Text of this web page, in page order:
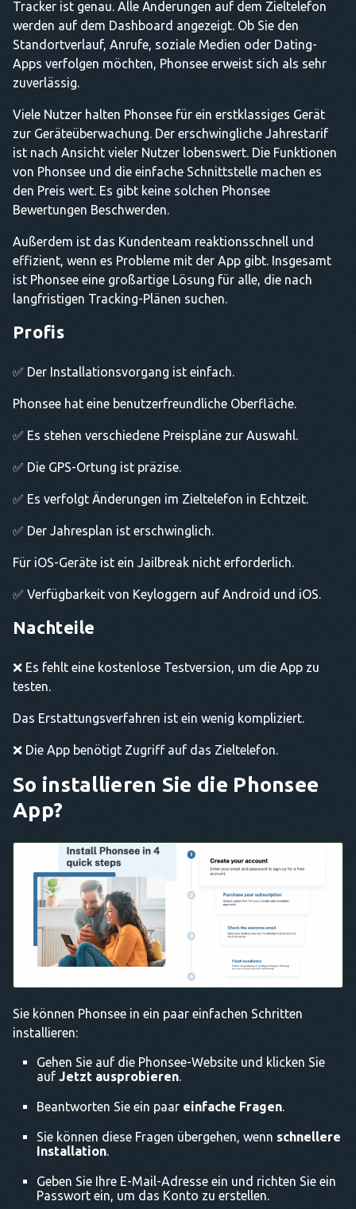
Tracker ist genau. Alle Änderungen auf dem Zieltelefon
werden auf dem Dashboard angezeigt. Ob Sie den
Standortverlauf, Anrufe, soziale Medien oder Dating-
Apps verfolgen möchten, Phonsee erweist sich als sehr
zuverlässig.
Viele Nutzer halten Phonsee für ein erstklassiges Gerät
zur Geräteüberwachung. Der erschwingliche Jahrestarif
ist nach Ansicht vieler Nutzer lobenswert. Die Funktionen
von Phonsee und die einfache Schnittstelle machen es
den Preis wert. Es gibt keine solchen Phonsee
Bewertungen Beschwerden.
Außerdem ist das Kundenteam reaktionsschnell und
effizient, wenn es Probleme mit der App gibt. Insgesamt
ist Phonsee eine großartige Lösung für alle, die nach
langfristigen Tracking-Plänen suchen.
Profis
✅ Der Installationsvorgang ist einfach.
Phonsee hat eine benutzerfreundliche Oberfläche.
✅ Es stehen verschiedene Preispläne zur Auswahl.
✅ Die GPS-Ortung ist präzise.
✅ Es verfolgt Änderungen im Zieltelefon in Echtzeit.
✅ Der Jahresplan ist erschwinglich.
Für iOS-Geräte ist ein Jailbreak nicht erforderlich.
✅ Verfügbarkeit von Keyloggern auf Android und iOS.
Nachteile
❌ Es fehlt eine kostenlose Testversion, um die App zu
testen.
Das Erstattungsverfahren ist ein wenig kompliziert.
❌ Die App benötigt Zugriff auf das Zieltelefon.
So installieren Sie die Phonsee
App?
Sie können Phonsee in ein paar einfachen Schritten
installieren:
Gehen Sie auf die Phonsee-Website und klicken Sie
auf Jetzt ausprobieren.
Beantworten Sie ein paar einfache Fragen.
Sie können diese Fragen übergehen, wenn schnellere
Installation.
Geben Sie Ihre E-Mail-Adresse ein und richten Sie ein
Passwort ein, um das Konto zu erstellen.